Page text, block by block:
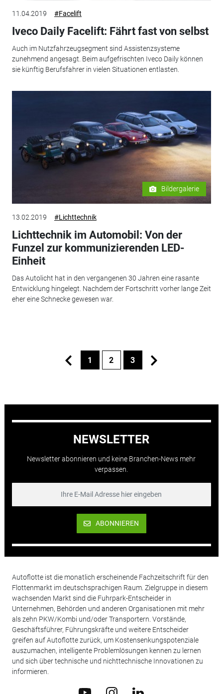
11.04.2019 #Facelift
Iveco Daily Facelift: Fährt fast von selbst
Auch im Nutzfahrzeugsegment sind Assistenzsysteme
zunehmend angesagt. Beim aufgefrischten Iveco Daily können
sie künftig Berufsfahrer in vielen Situationen entlasten.
Bildergalerie
13.02.2019 #Lichttechnik
Lichttechnik im Automobil: Von der
Funzel zur kommunizierenden LED-
Einheit
Das Autolicht hat in den vergangenen 30 Jahren eine rasante
Entwicklung hingelegt. Nachdem der Fortschritt vorher lange Zeit
eher eine Schnecke gewesen war.
1 2 3
NEWSLETTER
Newsletter abonnieren und keine Branchen-News mehr
verpassen.
ABONNIEREN
Autoflotte ist die monatlich erscheinende Fachzeitschrift für den
Flottenmarkt im deutschsprachigen Raum. Zielgruppe in diesem
wachsenden Markt sind die Fuhrpark-Entscheider in
Unternehmen, Behörden und anderen Organisationen mit mehr
als zehn PKW/Kombi und/oder Transportern. Vorstände,
Geschäftsführer, Führungskräfte und weitere Entscheider
greifen auf Autoflotte zurück, um Kostensenkungspotenziale
auszumachen, intelligente Problemlösungen kennen zu lernen
und sich über technische und nichttechnische Innovationen zu
informieren.